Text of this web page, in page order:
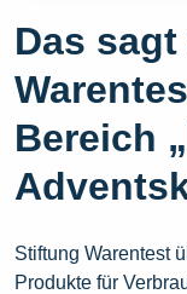
Das
Bereich
Stiftung Warentest
Produkte für